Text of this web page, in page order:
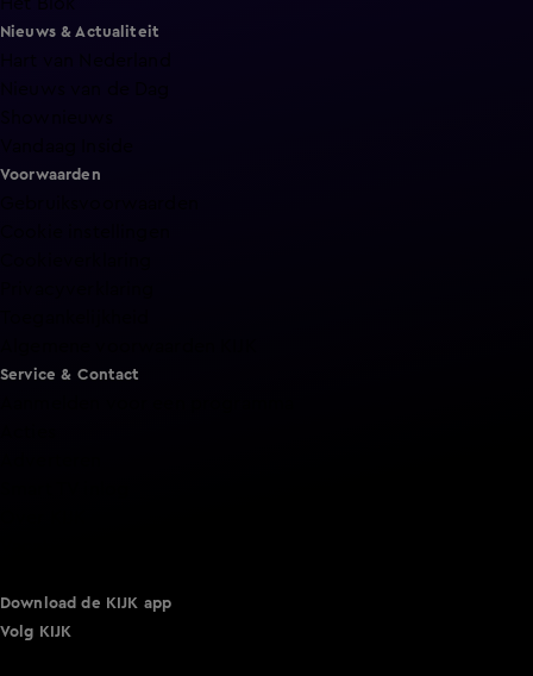
Nieuws & Actualiteit
Voorwaarden
Service & Contact
Download de KIJK app
Volg KIJK